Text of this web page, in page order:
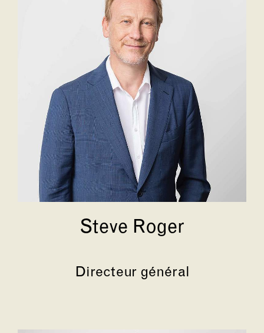
Steve Roger
Directeur général